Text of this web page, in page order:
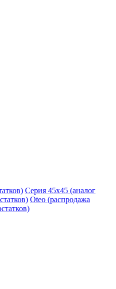
Серия 45х45 (аналог
Oteo (распродажа